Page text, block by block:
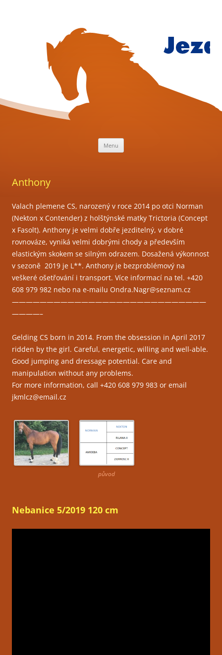
klub
Menu
Anthony
Valach plemene CS, narozený v roce 2014 po otci Norman
(Nekton x Contender) z holštýnské matky Trictoria (Concept
x Fasolt). Anthony je velmi dobře jezditelný, v dobré
rovnováze, vyniká velmi dobrými chody a především
elastickým skokem se silným odrazem. Dosažená výkonnost
v sezoně 2019 je L**. Anthony je bezproblémový na
veškeré ošetřování i transport. Více informací na tel. +420
608 979 982 nebo na e-mailu Ondra.Nagr@seznam.cz
————————————————————————————
————–
Gelding CS born in 2014. From the obsession in April 2017
ridden by the girl. Careful, energetic, willing and well-able.
Good jumping and dressage potential. Care and
manipulation without any problems.
For more information, call +420 608 979 983 or email
jkmlcz@email.cz
původ
Nebanice 5/2019 120 cm